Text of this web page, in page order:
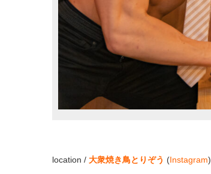
location / 大衆焼き鳥とりぞう (Instagram)